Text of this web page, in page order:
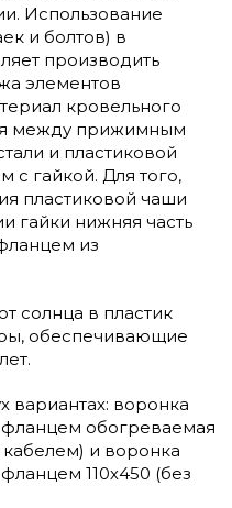
Использование
и болтов) в
производить
элементов
кровельного
между прижимным
и пластиковой
гайкой. Для того,
пластиковой чаши
гайки нижняя часть
из
солнца в пластик
обеспечивающие
вариантах: воронка
обогреваемая
кабелем) и воронка
110х450 (без